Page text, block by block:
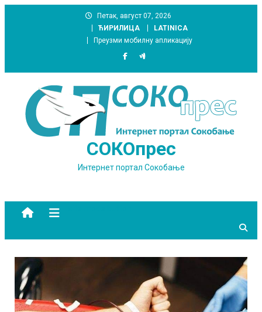
Петак, август 07, 2026
ЋИРИЛИЦА
LATINICA
Преузми мобилну апликацију
СОКОпрес
Интернет портал Сокобање